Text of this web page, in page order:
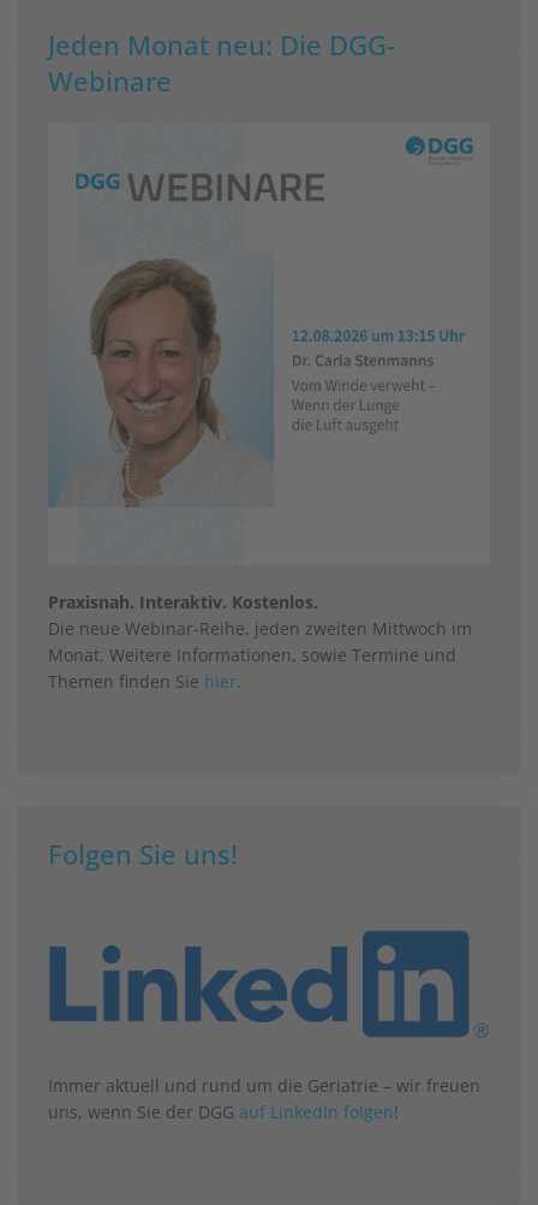
Jeden Monat neu: Die DGG-
Webinare
Praxisnah. Interaktiv. Kostenlos.
Die neue Webinar-Reihe, jeden zweiten Mittwoch im
Monat. Weitere Informationen, sowie Termine und
Themen finden Sie hier.
Folgen Sie uns!
Immer aktuell und rund um die Geriatrie – wir freuen
uns, wenn Sie der DGG auf LinkedIn folgen!